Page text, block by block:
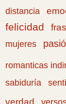
distancia
felicidad
mujeres
romanticas
sabiduría
verdad